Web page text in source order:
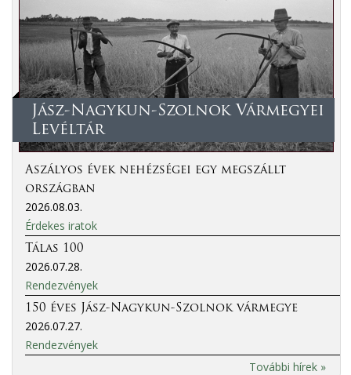
Jász-Nagykun-Szolnok Vármegyei
Levéltár
Aszályos évek nehézségei egy megszállt
országban
2026.08.03.
Érdekes iratok
Tálas 100
2026.07.28.
Rendezvények
150 éves Jász-Nagykun-Szolnok vármegye
2026.07.27.
Rendezvények
További hírek »